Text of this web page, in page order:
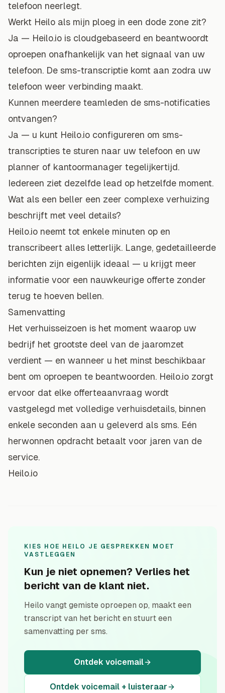
telefoon neerlegt.
Werkt Heilo als mijn ploeg in een dode zone zit?
Ja — Heilo.io is cloudgebaseerd en beantwoordt
oproepen onafhankelijk van het signaal van uw
telefoon. De sms-transcriptie komt aan zodra uw
telefoon weer verbinding maakt.
Kunnen meerdere teamleden de sms-notificaties
ontvangen?
Ja — u kunt Heilo.io configureren om sms-
transcripties te sturen naar uw telefoon en uw
planner of kantoormanager tegelijkertijd.
Iedereen ziet dezelfde lead op hetzelfde moment.
Wat als een beller een zeer complexe verhuizing
beschrijft met veel details?
Heilo.io neemt tot enkele minuten op en
transcribeert alles letterlijk. Lange, gedetailleerde
berichten zijn eigenlijk ideaal — u krijgt meer
informatie voor een nauwkeurige offerte zonder
terug te hoeven bellen.
Samenvatting
Het verhuisseizoen is het moment waarop uw
bedrijf het grootste deel van de jaaromzet
verdient — en wanneer u het minst beschikbaar
bent om oproepen te beantwoorden. Heilo.io zorgt
ervoor dat elke offerteaanvraag wordt
vastgelegd met volledige verhuisdetails, binnen
enkele seconden aan u geleverd als sms. Eén
herwonnen opdracht betaalt voor jaren van de
service.
Heilo.io
KIES HOE HEILO JE GESPREKKEN MOET
VASTLEGGEN
Kun je niet opnemen? Verlies het
bericht van de klant niet.
Heilo vangt gemiste oproepen op, maakt een
transcript van het bericht en stuurt een
samenvatting per sms.
Ontdek voicemail
Ontdek voicemail + luisteraar